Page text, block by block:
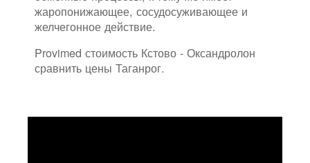
жаропонижающее, сосудосуживающее и
желчегонное действие.
Provimed стоимость Кстово - Оксандролон
сравнить цены Таганрог.